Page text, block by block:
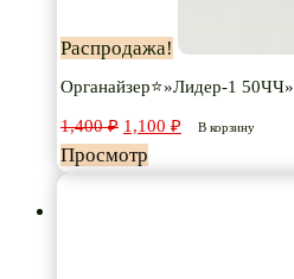
Распродажа!
Органайзер⭐»Лидер-1 50ЧЧ»
1,400₽ Первоначальная
цена
составляла
1,400 ₽.
1,100 ₽цена:В корзину
Просмотр